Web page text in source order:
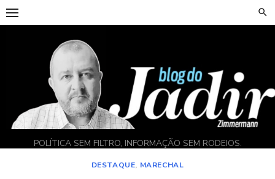
Skip
to
POLÍTICA SEM FILTRO, INFORMAÇÃO SEM RODEIOS.
DESTAQUE, MARECHAL